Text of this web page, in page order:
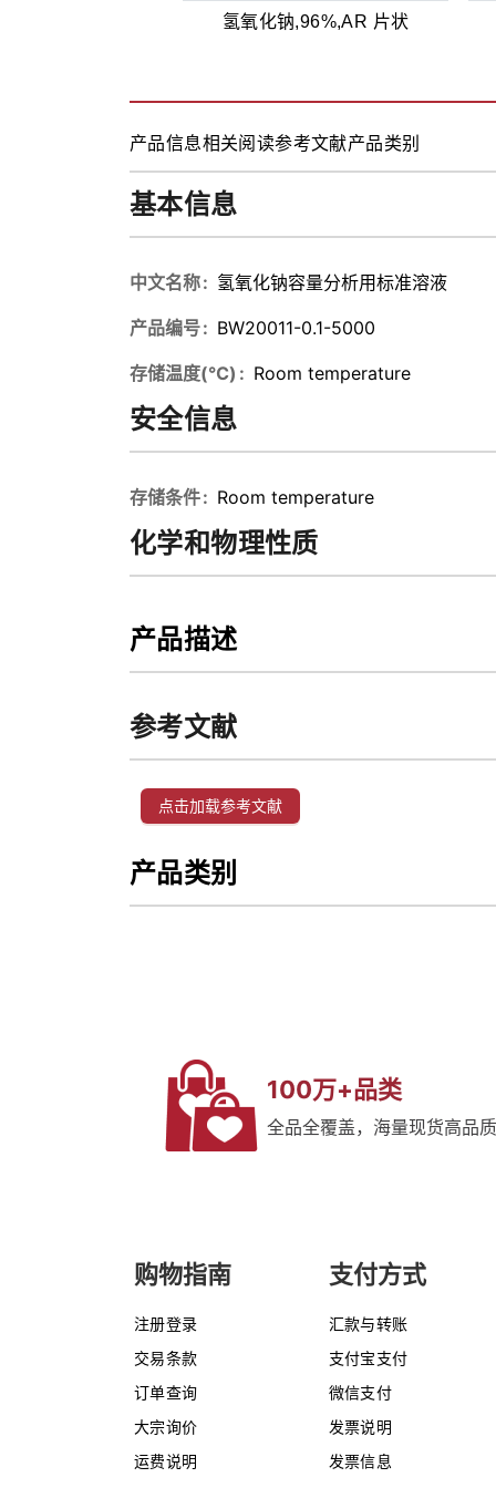
氢氧化钠,96%,AR 片状
产品信息相关阅读参考文献产品类别
基本信息
中文名称 氢氧化钠容量分析用标准溶液
产品编号 BW20011-0.1-5000
存储温度(℃) Room temperature
安全信息
存储条件 Room temperature
化学和物理性质
产品描述
参考文献
点击加载参考文献
产品类别
100万+品类
全品全覆盖，海量现货高品
购物指南
注册登录
交易条款
订单查询
大宗询价
运费说明
支付方式
汇款与转账
支付宝支付
微信支付
发票说明
发票信息